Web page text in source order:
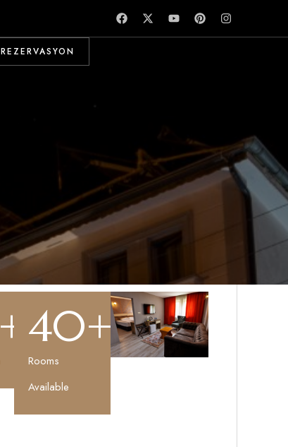
REZERVASYON
+
Rooms
Available
40+